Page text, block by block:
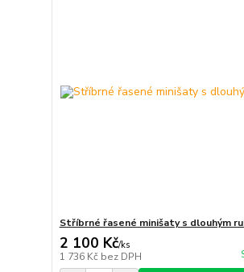
Stříbrné řasené minišaty s dlouhým
2 100 Kč/ks
1 736 Kč bez DPH